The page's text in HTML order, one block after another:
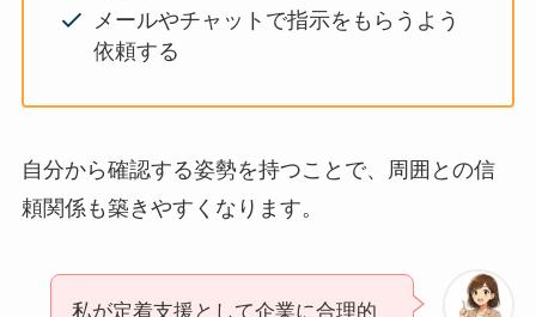
メールやチャットで指示をもらうよう
依頼する
自分から確認する姿勢を持つことで、周囲との信
頼関係も築きやすくなります。
私が定着支援として企業に合理的